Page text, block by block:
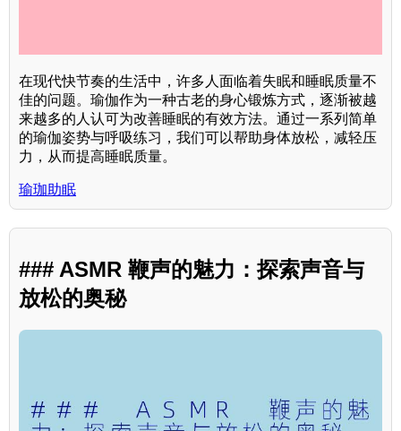
在现代快节奏的生活中，许多人面临着失眠和睡眠质量不
佳的问题。瑜伽作为一种古老的身心锻炼方式，逐渐被越
来越多的人认可为改善睡眠的有效方法。通过一系列简单
的瑜伽姿势与呼吸练习，我们可以帮助身体放松，减轻压
力，从而提高睡眠质量。
瑜珈助眠
### ASMR 鞭声的魅力：探索声音与
放松的奥秘